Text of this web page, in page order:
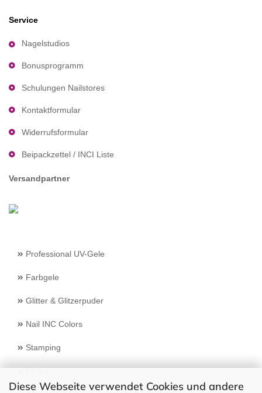
Diese Webseite verwendet Cookies und andere
Service
Nagelstudios
Bonusprogramm
Schulungen Nailstores
Kontaktformular
Widerrufsformular
Beipackzettel / INCI Liste
Versandpartner
Professional UV-Gele
Farbgele
Glitter & Glitzerpuder
Nail INC Colors
Stamping
Feilen